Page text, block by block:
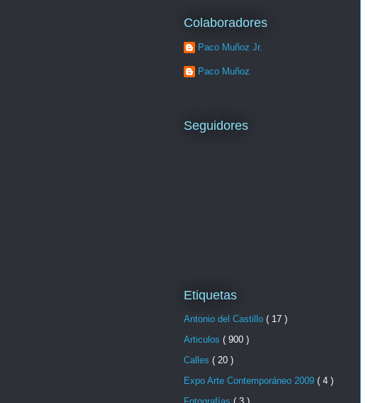
Colaboradores
Paco Muñoz Jr.
Paco Muñoz
Seguidores
Etiquetas
Antonio del Castillo ( 17 )
Articulos ( 900 )
Calles ( 20 )
Expo Arte Contemporáneo 2009 ( 4 )